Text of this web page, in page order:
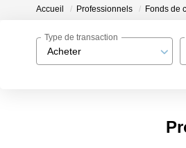
Accueil Professionnels Fonds de
Acheter
Type de transaction